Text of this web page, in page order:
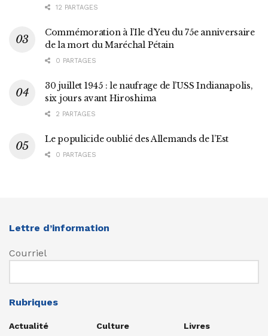
12 PARTAGES
Commémoration à l’Ile d’Yeu du 75e anniversaire
de la mort du Maréchal Pétain
0 PARTAGES
30 juillet 1945 : le naufrage de l’USS Indianapolis,
six jours avant Hiroshima
2 PARTAGES
Le populicide oublié des Allemands de l’Est
0 PARTAGES
Lettre d’information
Courriel
Rubriques
Actualité
Culture
Livres